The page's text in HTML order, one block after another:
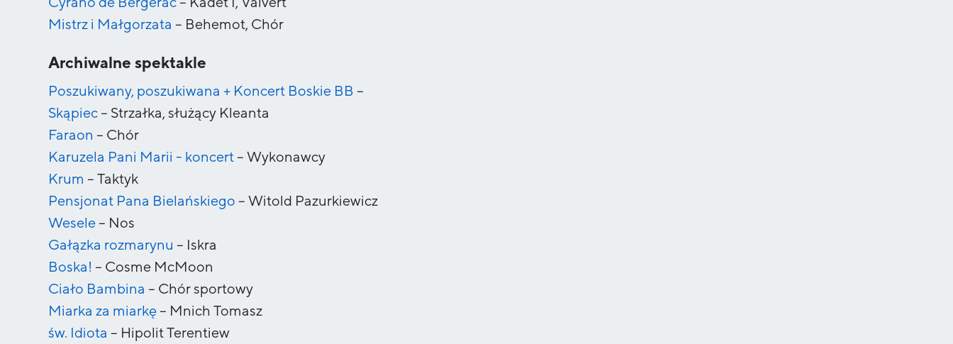
Mistrz i Małgorzata – Behemot, Chór
Archiwalne spektakle
Poszukiwany, poszukiwana + Koncert Boskie BB –
Skąpiec – Strzałka, służący Kleanta
Faraon – Chór
Karuzela Pani Marii - koncert – Wykonawcy
Krum – Taktyk
Pensjonat Pana Bielańskiego – Witold Pazurkiewicz
Wesele – Nos
Gałązka rozmarynu – Iskra
Boska! – Cosme McMoon
Ciało Bambina – Chór sportowy
Miarka za miarkę – Mnich Tomasz
św. Idiota – Hipolit Terentiew